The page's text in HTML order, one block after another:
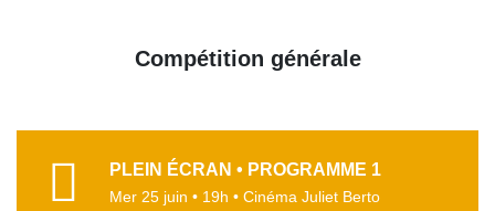
Compétition générale
PLEIN ÉCRAN • PROGRAMME 1
Mer 25 juin • 19h • Cinéma Juliet Berto